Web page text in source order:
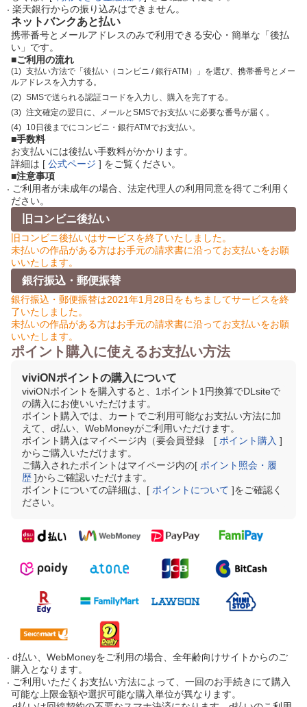
楽天銀行からの振り込みはできません。
ネットバンクあと払い
携帯番号とメールアドレスのみで利用できる安心・簡単な「後払
い」です。
■ご利用の流れ
支払い方法で「後払い（コンビニ / 銀行ATM）」を選び、携帯番号とメー
ルアドレスを入力する。
SMSで送られる認証コードを入力し、購入を完了する。
注文確定の翌日に、メールとSMSでお支払いに必要な番号が届く。
10日後までにコンビニ・銀行ATMでお支払い。
■手数料
お支払いには後払い手数料がかかります。
詳細は [ 公式ページ ] をご覧ください。
■注意事項
ご利用者が未成年の場合、法定代理人の利用同意を得てご利用く
ださい。
旧コンビニ後払い
旧コンビニ後払いはサービスを終了いたしました。
未払いの作品がある方はお手元の請求書に沿ってお支払いをお願
いいたします。
銀行振込・郵便振替
銀行振込・郵便振替は2021年1月28日をもちましてサービスを終
了いたしました。
未払いの作品がある方はお手元の請求書に沿ってお支払いをお願
いいたします。
ポイント購入に使えるお支払い方法
viviONポイントの購入について
viviONポイントを購入すると、1ポイント1円換算でDLsiteで
の購入にお使いいただけます。
ポイント購入では、カートでご利用可能なお支払い方法に加
えて、d払い、WebMoneyがご利用いただけます。
ポイント購入はマイページ内（要会員登録 [ ポイント購入 ]
からご購入いただけます。
ご購入されたポイントはマイページ内の[ ポイント照会・履
歴 ]からご確認いただけます。
ポイントについての詳細は、[ ポイントについて ]をご確認く
ださい。
d払い、WebMoneyをご利用の場合、全年齢向けサイトからのご
購入となります。
ご利用いただくお支払い方法によって、一回のお手続きにて購入
可能な上限金額や選択可能な購入単位が異なります。